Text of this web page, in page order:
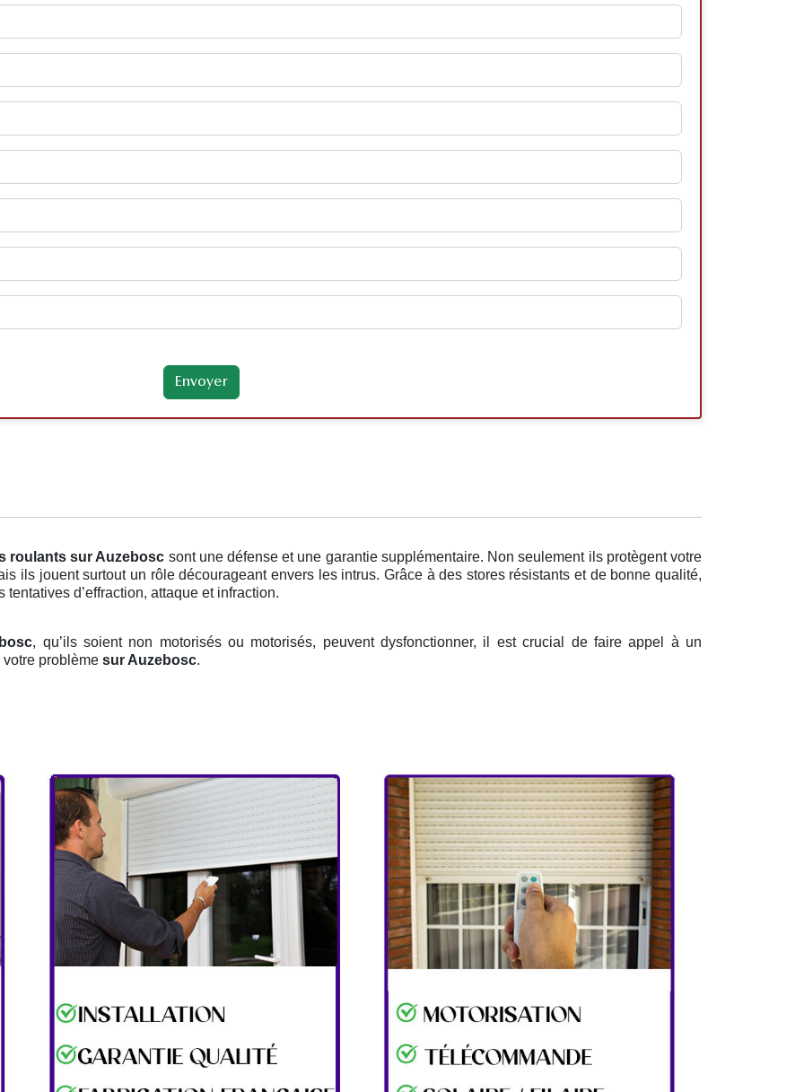
roulants sur Auzebosc sont une défense et une garantie supplémentaire. Non seulement ils protègent votre
ils jouent surtout un rôle décourageant envers les intrus. Grâce à des stores résistants et de bonne qualité,
d’effraction, attaque et infraction.
, qu’ils soient non motorisés ou motorisés, peuvent dysfonctionner, il est crucial de faire appel à un
problème sur Auzebosc.